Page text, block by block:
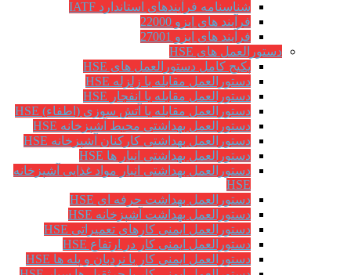
شناسنامه فرآیندهای استاندارد IATF
فرآیند های ایزو 22000
فرآیند های ایزو 27001
دستورالعمل های HSE
پکیج کامل دستورالعمل های HSE
دستورالعمل مقابله با زلزله HSE
دستورالعمل مقابله با انفجار HSE
دستورالعمل مقابله با آتش سوزی (اطفاء) HSE
دستورالعمل بهداشتی محیط آشپزخانه HSE
دستورالعمل بهداشتی کارکنان آشپزخانه HSE
دستورالعمل بهداشتی انبار ها HSE
دستورالعمل بهداشتی انبار مواد غذایی آشپزخانه
HSE
دستورالعمل بهداشت حرفه ای HSE
دستورالعمل بهداشت آشپزخانه HSE
دستورالعمل ایمنی کارهای تعمیراتی HSE
دستورالعمل ایمنی کار در ارتفاع HSE
دستورالعمل ایمنی کار با نردبان و پله ها HSE